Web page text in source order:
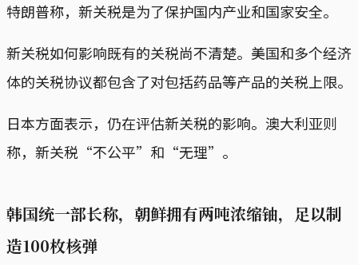
特朗普称，新关税是为了保护国内产业和国家安全。
新关税如何影响既有的关税尚不清楚。美国和多个经济
体的关税协议都包含了对包括药品等产品的关税上限。
日本方面表示，仍在评估新关税的影响。澳大利亚则
称，新关税“不公平”和“无理”。
韩国统一部长称，朝鲜拥有两吨浓缩铀，足以制
造100枚核弹